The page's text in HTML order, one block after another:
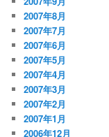
2007年8月
2007年7月
2007年6月
2007年5月
2007年4月
2007年3月
2007年2月
2007年1月
2006年12月